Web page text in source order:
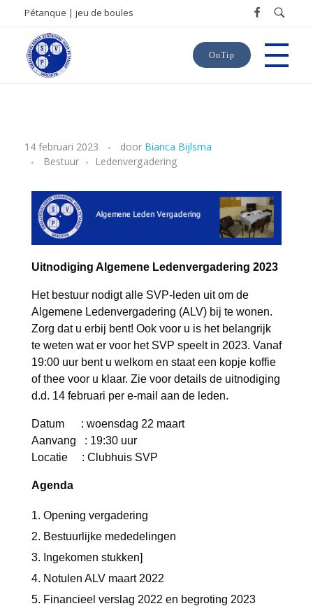
Pétanque | jeu de boules
OnTip
A
L
V
2
m
a
a
r
2
0
2
3
14 februari 2023 door Bianca Bijlsma
Bestuur
Ledenvergadering
Uitnodiging Algemene Ledenvergadering 2023
Het bestuur nodigt alle SVP-leden uit om de
Algemene Ledenvergadering (ALV) bij te wonen.
Zorg dat u erbij bent! Ook voor u is het belangrijk
te weten wat er voor het SVP speelt in 2023. Vanaf
19:00 uur bent u welkom en staat een kopje koffie
of thee voor u klaar. Zie voor details de uitnodiging
d.d. 14 februari per e-mail aan de leden.
Datum : woensdag 22 maart
Aanvang : 19:30 uur
Locatie : Clubhuis SVP
Agenda
Opening vergadering
Bestuurlijke mededelingen
Ingekomen stukken]
Notulen ALV maart 2022
Financieel verslag 2022 en begroting 2023